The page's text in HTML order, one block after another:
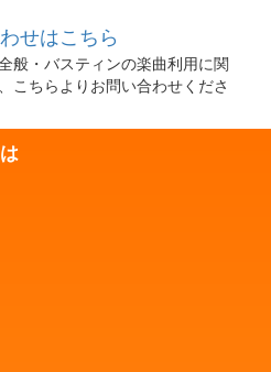
せはこちら
般・バスティンの楽曲利用に関
こちらよりお問い合わせくださ